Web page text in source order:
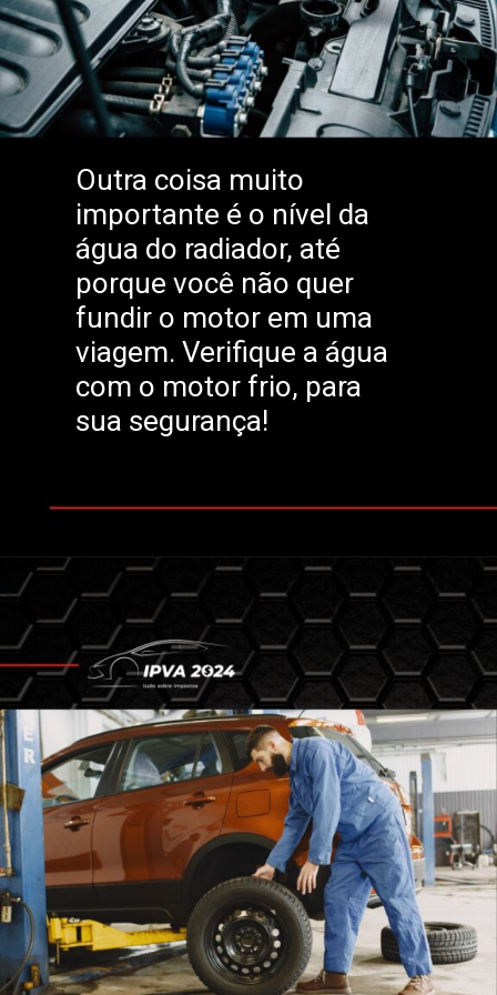
Outra coisa muito
importante é o nível da
água do radiador, até
porque você não quer
fundir o motor em uma
viagem. Verifique a água
com o motor frio, para
sua segurança!